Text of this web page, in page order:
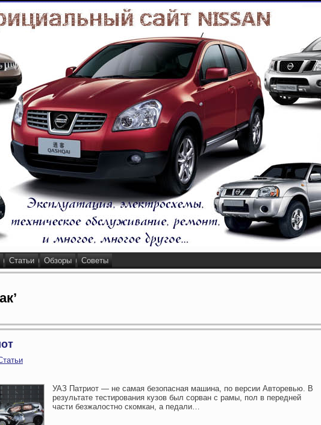
Статьи Обзоры Советы
УАЗ Патриот — не самая безопасная машина, по версии Авторевью. В
результате тестирования кузов был сорван с рамы, пол в передней
части безжалостно скомкан, а педали…